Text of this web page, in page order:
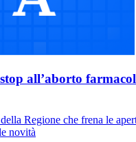
all’aborto
Regione che frena le
novità